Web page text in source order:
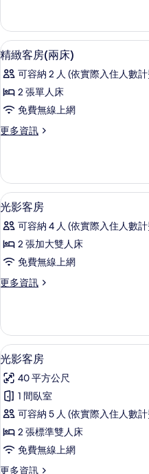
床)
的
所
有
相
片
客
房
(一
的
詳
顯
示
精
緻
房
床)
的
所
有
相
片
10
精緻客房(兩床)
可容納 2 人 (依實際入住人數
2 張單人床
免費無線上網
更多資訊
更
客
房
(兩
的
詳
顯
示
光
影
房
所
有
相
片
13
光影客房
可容納 4 人 (依實際入住人數
2 張加大雙人床
免費無線上網
更多資訊
更
客
房
的
情
顯
示
光
影
客
房
12
光影客房
40 平方公尺
1 間臥室
可容納 5 人 (依實際入住人數
2 張標準雙人床
免費無線上網
更多資訊
更